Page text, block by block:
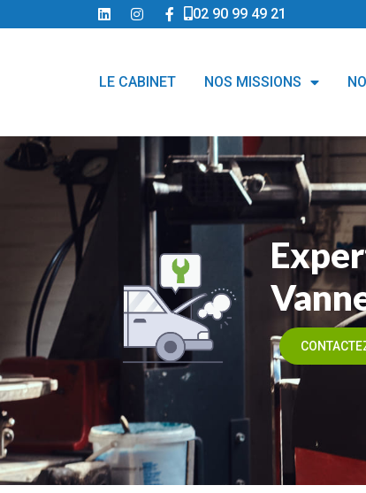
02 90 99 49 21
LE CABINET NOS MISSIONS